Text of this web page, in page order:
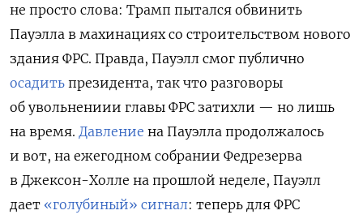
не просто слова: Трамп пытался обвинить
Пауэлла в махинациях со строительством нового
здания ФРС. Правда, Пауэлл смог публично
осадить президента, так что разговоры
об увольнениии главы ФРС затихли — но лишь
на время. Давление на Пауэлла продолжалось
и вот, на ежегодном собрании Федрезерва
в Джексон-Холле на прошлой неделе, Пауэлл
дает «голубиный» сигнал: теперь для ФРС